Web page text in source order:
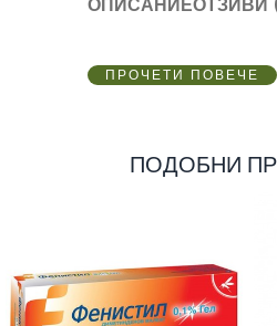
ПРОЧЕТИ ПОВЕЧЕ
ПОДОБНИ